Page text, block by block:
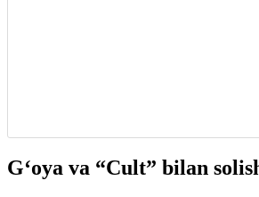
G‘oya va “Cult” bilan